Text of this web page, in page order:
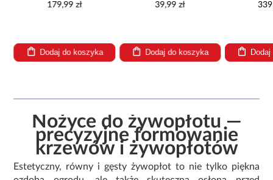
179,99 zł
Dodaj do koszyka
39,99 zł
Dodaj do koszyka
Nożyce do żywopłotu —
precyzyjne formowanie
krzewów i żywopłotów
Estetyczny, równy i gęsty żywopłot to nie tylko piękna